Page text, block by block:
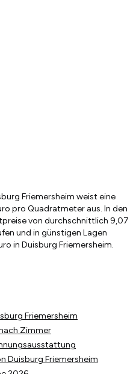
Friemersheim weist eine
pro Quadratmeter aus. In den
von durchschnittlich 9,07
und in günstigen Lagen
in Duisburg Friemersheim.
Friemersheim
Zimmer
Duisburg Friemersheim